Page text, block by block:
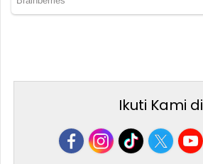
Ikuti Kami di